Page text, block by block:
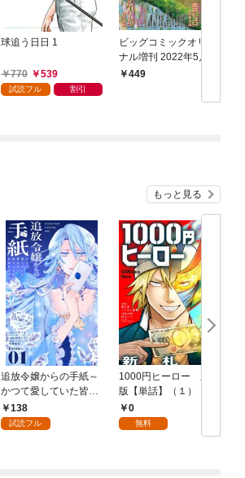
球追う日日 1
770 539
試読フル 割引
ビッグコミックオリジ
ナル増刊 2022年5月増
刊号（2022年4月12日
449
もっと見る
追放令嬢からの手紙～
かつて愛していた皆さ
まへ 私のことなどお忘
れですか？～【単話】
138
試読フル
1000円ヒーロー 新札
版【単話】（１）
0
無料